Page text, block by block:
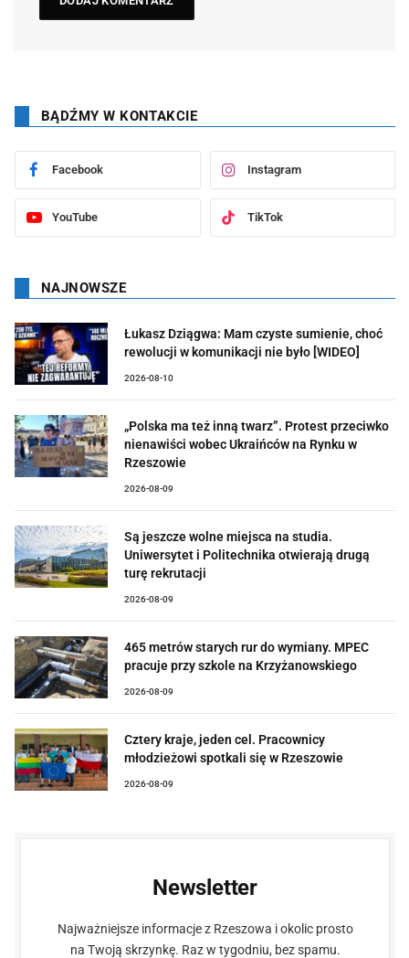
BĄDŹMY W KONTAKCIE
Facebook Instagram
YouTube TikTok
NAJNOWSZE
Łukasz Dziągwa: Mam czyste sumienie, choć
rewolucji w komunikacji nie było [WIDEO]
2026-08-10
„Polska ma też inną twarz”. Protest przeciwko
nienawiści wobec Ukraińców na Rynku w
Rzeszowie
2026-08-09
Są jeszcze wolne miejsca na studia.
Uniwersytet i Politechnika otwierają drugą
turę rekrutacji
2026-08-09
465 metrów starych rur do wymiany. MPEC
pracuje przy szkole na Krzyżanowskiego
2026-08-09
Cztery kraje, jeden cel. Pracownicy
młodzieżowi spotkali się w Rzeszowie
2026-08-09
Newsletter
Najważniejsze informacje z Rzeszowa i okolic prosto
na Twoją skrzynkę. Raz w tygodniu, bez spamu.